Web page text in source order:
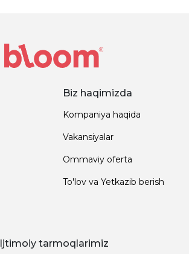
Biz haqimizda
Kompaniya haqida
Vakansiyalar
Ommaviy oferta
To'lov va Yetkazib berish
Ijtimoiy tarmoqlarimiz